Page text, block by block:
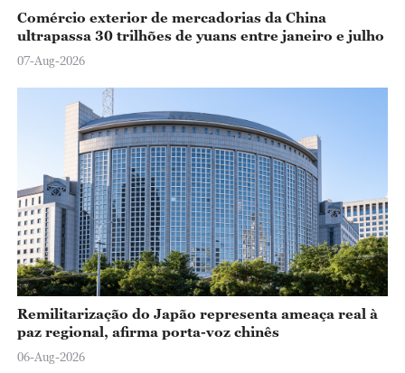
Comércio exterior de mercadorias da China
ultrapassa 30 trilhões de yuans entre janeiro e julho
07-Aug-2026
Remilitarização do Japão representa ameaça real à
paz regional, afirma porta-voz chinês
06-Aug-2026